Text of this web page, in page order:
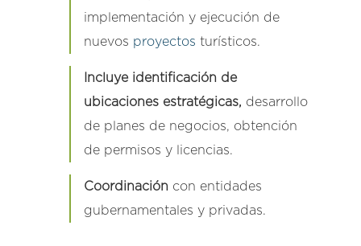
implementación y ejecución de
nuevos proyectos turísticos.
Incluye identificación de
ubicaciones estratégicas, desarrollo
de planes de negocios, obtención
de permisos y licencias.
Coordinacióncon entidades
gubernamentales y privadas.